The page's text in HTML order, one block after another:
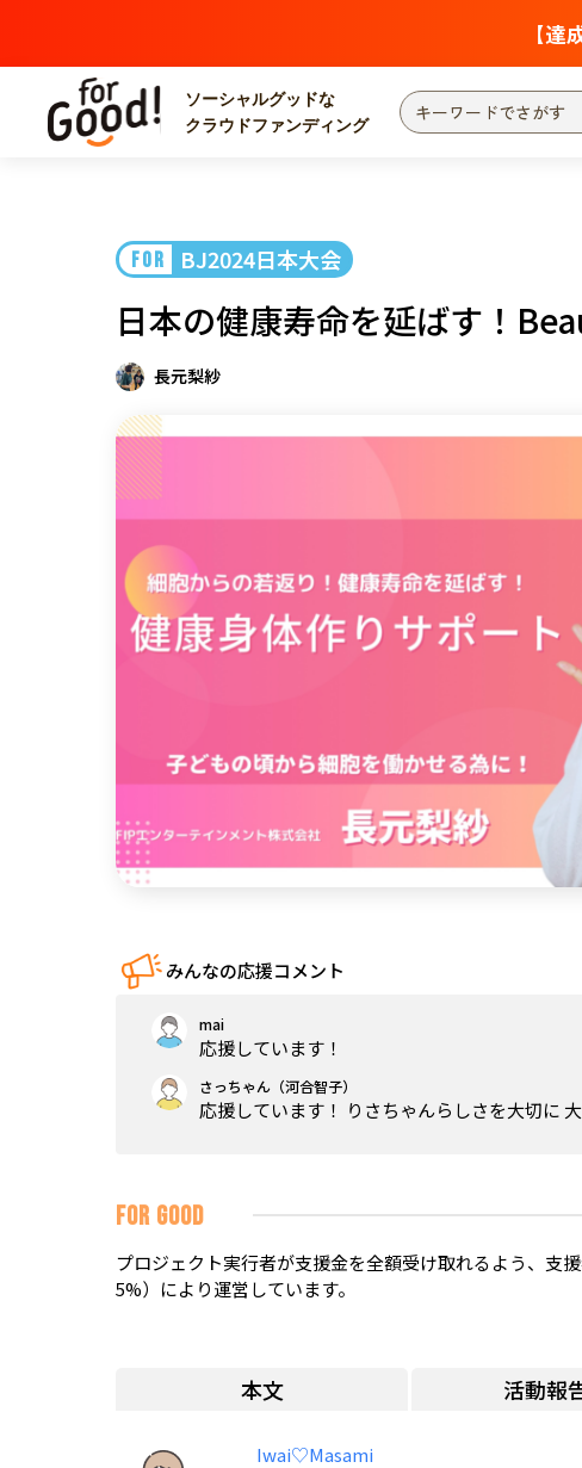
【
ソーシャルグッドな
クラウドファンディング
カテゴリーからさがす
災害
社会貢献
地域からさがす
三
四国
九州・沖縄 福
FOR BJ2024日本大会
日本の健康寿命を延ばす！
長元梨紗
みんなの応援コメント
mai
応援しています！
さっちゃん（河合智子）
応援しています！ りさちゃんらしさを大切に
FOR GOOD
プロジェクト実行者が支援金を全額受け取れるよう、支
5%）により運営しています。
本文 活動報
Iwai♡Masami